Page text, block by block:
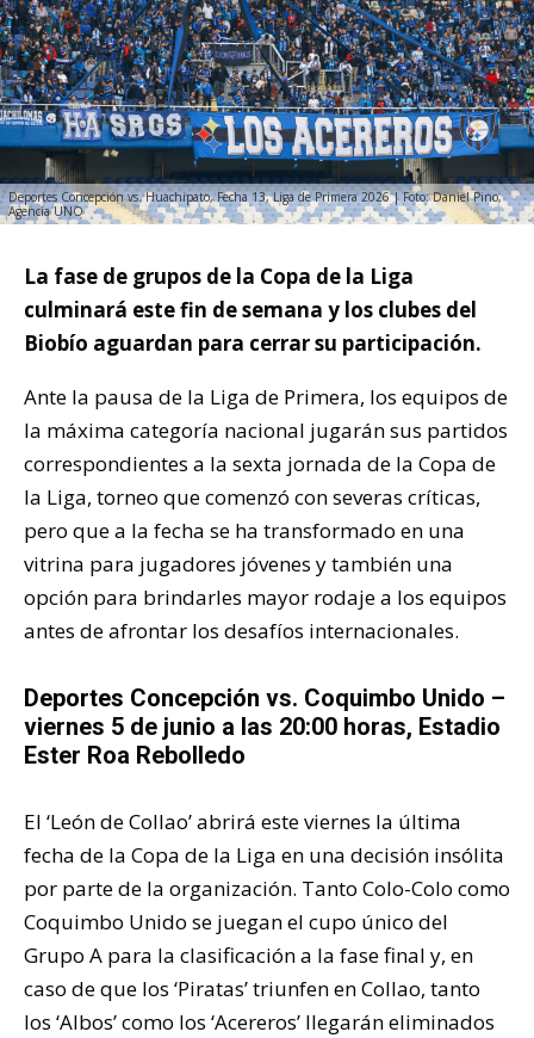
Deportes Concepción vs. Huachipato, Fecha 13, Liga de Primera 2026 | Foto: Daniel Pino,
Agencia UNO
La fase de grupos de la Copa de la Liga
culminará este fin de semana y los clubes del
Biobío aguardan para cerrar su participación.
Ante la pausa de la Liga de Primera, los equipos de
la máxima categoría nacional jugarán sus partidos
correspondientes a la sexta jornada de la Copa de
la Liga, torneo que comenzó con severas críticas,
pero que a la fecha se ha transformado en una
vitrina para jugadores jóvenes y también una
opción para brindarles mayor rodaje a los equipos
antes de afrontar los desafíos internacionales.
Deportes Concepción vs. Coquimbo Unido –
viernes 5 de junio a las 20:00 horas, Estadio
Ester Roa Rebolledo
El ‘León de Collao’ abrirá este viernes la última
fecha de la Copa de la Liga en una decisión insólita
por parte de la organización. Tanto Colo-Colo como
Coquimbo Unido se juegan el cupo único del
Grupo A para la clasificación a la fase final y, en
caso de que los ‘Piratas’ triunfen en Collao, tanto
los ‘Albos’ como los ‘Acereros’ llegarán eliminados